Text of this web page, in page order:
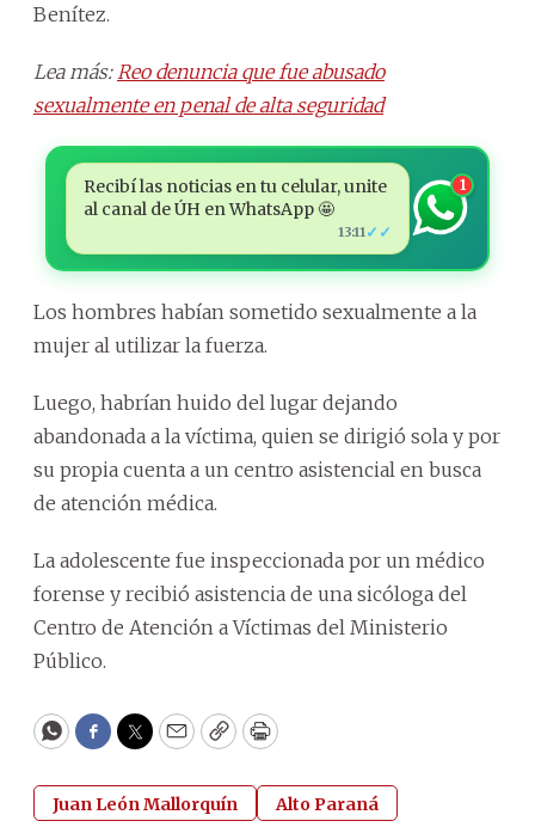
Benítez.
Lea más: Reo denuncia que fue abusado
sexualmente en penal de alta seguridad
Recibí las noticias en tu celular, unite
al canal de ÚH en WhatsApp 🤩
13:11 ✓✓
1
Los hombres habían sometido sexualmente a la
mujer al utilizar la fuerza.
Luego, habrían huido del lugar dejando
abandonada a la víctima, quien se dirigió sola y por
su propia cuenta a un centro asistencial en busca
de atención médica.
La adolescente fue inspeccionada por un médico
forense y recibió asistencia de una sicóloga del
Centro de Atención a Víctimas del Ministerio
Público.
WhatsApp
Facebook
Twitter
EmailCopyPrint
Juan León Mallorquín Alto Paraná